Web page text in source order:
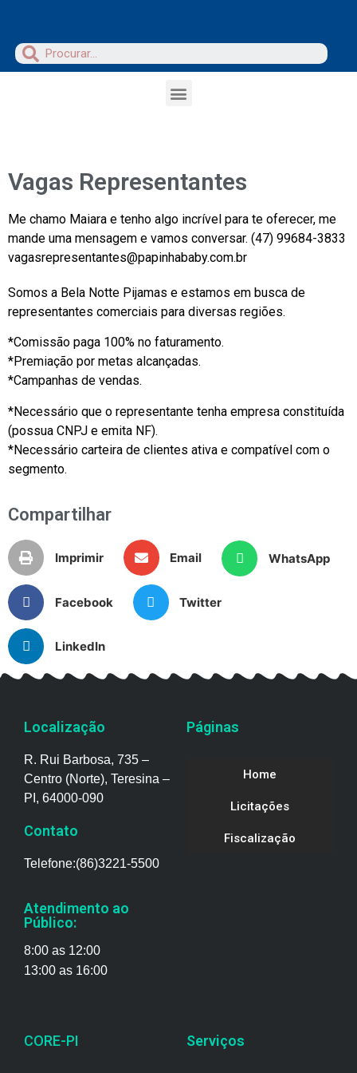
Vagas Representantes
Me chamo Maiara e tenho algo incrível para te oferecer, me
mande uma mensagem e vamos conversar. (47) 99684-3833
vagasrepresentantes@papinhababy.com.br
Somos a Bela Notte Pijamas e estamos em busca de
representantes comerciais para diversas regiões.
*Comissão paga 100% no faturamento.
*Premiação por metas alcançadas.
*Campanhas de vendas.
*Necessário que o representante tenha empresa constituída
(possua CNPJ e emita NF).
*Necessário carteira de clientes ativa e compatível com o
segmento.
Compartilhar
Imprimir Email WhatsApp
Facebook Twitter
LinkedIn
Localização
R. Rui Barbosa, 735 –
Centro (Norte), Teresina –
PI, 64000-090
Contato
Telefone:(86)3221-5500
Atendimento ao
Público:
8:00 as 12:00
13:00 as 16:00
Páginas
Home
Licitações
Fiscalização
CORE-PI Serviços